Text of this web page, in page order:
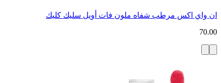
ان واي اكس مرطب شفاه ملون فات أويل سليك كليك
70.00